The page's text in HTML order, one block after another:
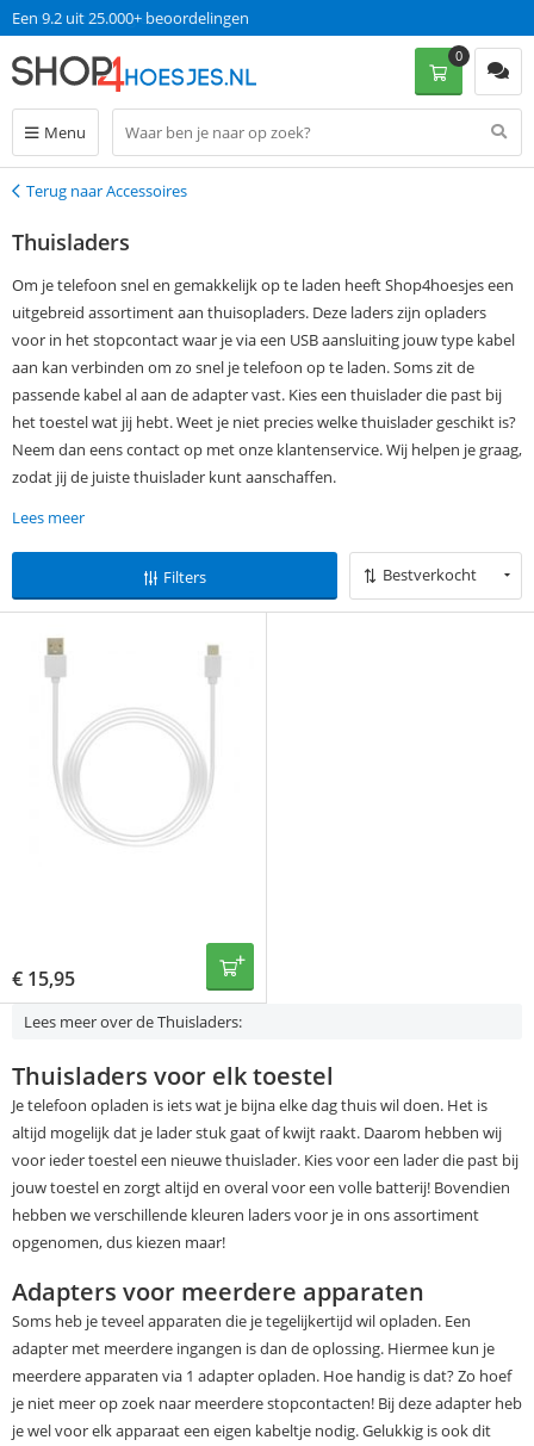
Een 9.2 uit 25.000+ beoordelingen
Menu
0
Terug
Terug naar Accessoires
Thuisladers
Om je telefoon snel en gemakkelijk op te laden heeft Shop4hoesjes een
uitgebreid assortiment aan thuisopladers. Deze laders zijn opladers
voor in het stopcontact waar je via een USB aansluiting jouw type kabel
aan kan verbinden om zo snel je telefoon op te laden. Soms zit de
passende kabel al aan de adapter vast. Kies een thuislader die past bij
het toestel wat jij hebt. Weet je niet precies welke thuislader geschikt is?
Neem dan eens contact op met onze klantenservice. Wij helpen je graag,
zodat jij de juiste thuislader kunt aanschaffen.
Lees meer
Filters Bestverkocht
€ 15,95
Lees meer over de Thuisladers:
Thuisladers voor elk toestel
Je telefoon opladen is iets wat je bijna elke dag thuis wil doen. Het is
altijd mogelijk dat je lader stuk gaat of kwijt raakt. Daarom hebben wij
voor ieder toestel een nieuwe thuislader. Kies voor een lader die past bij
jouw toestel en zorgt altijd en overal voor een volle batterij! Bovendien
hebben we verschillende kleuren laders voor je in ons assortiment
opgenomen, dus kiezen maar!
Adapters voor meerdere apparaten
Soms heb je teveel apparaten die je tegelijkertijd wil opladen. Een
adapter met meerdere ingangen is dan de oplossing. Hiermee kun je
meerdere apparaten via 1 adapter opladen. Hoe handig is dat? Zo hoef
je niet meer op zoek naar meerdere stopcontacten! Bij deze adapter heb
je wel voor elk apparaat een eigen kabeltje nodig. Gelukkig is ook dit